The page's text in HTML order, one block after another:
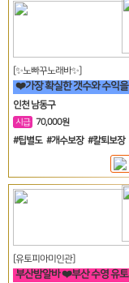
[✨노빠꾸노래바✨]
인천 남동구
시급 70,000원
#팁별도 #개수보장 #칼퇴보장
[유토피아미인관]